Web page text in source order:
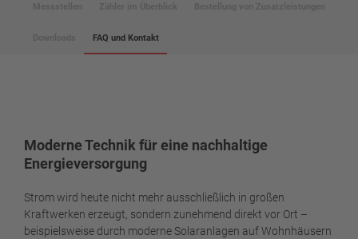
FAQ und Kontakt
Moderne Technik für eine nachhaltige
Energieversorgung
Strom wird heute nicht mehr ausschließlich in großen
Kraftwerken erzeugt, sondern zunehmend direkt vor Ort –
beispielsweise durch moderne Solaranlagen auf Wohnhäusern